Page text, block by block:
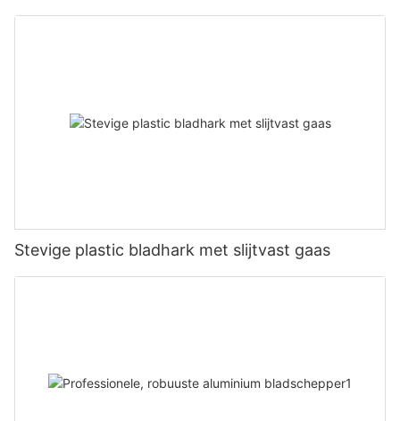
Stevige plastic bladhark met slijtvast gaas